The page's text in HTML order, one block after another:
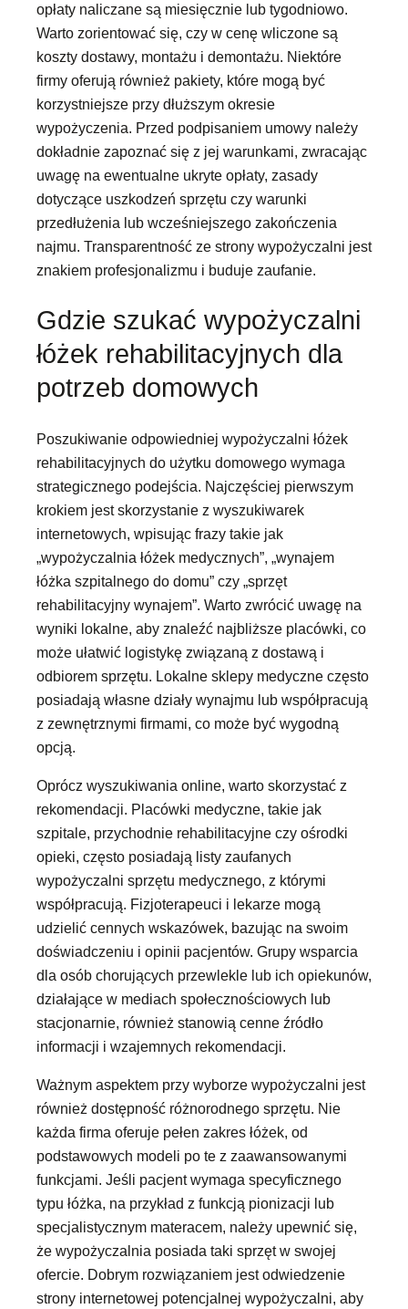
opłaty naliczane są miesięcznie lub tygodniowo.
Warto zorientować się, czy w cenę wliczone są
koszty dostawy, montażu i demontażu. Niektóre
firmy oferują również pakiety, które mogą być
korzystniejsze przy dłuższym okresie
wypożyczenia. Przed podpisaniem umowy należy
dokładnie zapoznać się z jej warunkami, zwracając
uwagę na ewentualne ukryte opłaty, zasady
dotyczące uszkodzeń sprzętu czy warunki
przedłużenia lub wcześniejszego zakończenia
najmu. Transparentność ze strony wypożyczalni jest
znakiem profesjonalizmu i buduje zaufanie.
Gdzie szukać wypożyczalni
łóżek rehabilitacyjnych dla
potrzeb domowych
Poszukiwanie odpowiedniej wypożyczalni łóżek
rehabilitacyjnych do użytku domowego wymaga
strategicznego podejścia. Najczęściej pierwszym
krokiem jest skorzystanie z wyszukiwarek
internetowych, wpisując frazy takie jak
„wypożyczalnia łóżek medycznych”, „wynajem
łóżka szpitalnego do domu” czy „sprzęt
rehabilitacyjny wynajem”. Warto zwrócić uwagę na
wyniki lokalne, aby znaleźć najbliższe placówki, co
może ułatwić logistykę związaną z dostawą i
odbiorem sprzętu. Lokalne sklepy medyczne często
posiadają własne działy wynajmu lub współpracują
z zewnętrznymi firmami, co może być wygodną
opcją.
Oprócz wyszukiwania online, warto skorzystać z
rekomendacji. Placówki medyczne, takie jak
szpitale, przychodnie rehabilitacyjne czy ośrodki
opieki, często posiadają listy zaufanych
wypożyczalni sprzętu medycznego, z którymi
współpracują. Fizjoterapeuci i lekarze mogą
udzielić cennych wskazówek, bazując na swoim
doświadczeniu i opinii pacjentów. Grupy wsparcia
dla osób chorujących przewlekle lub ich opiekunów,
działające w mediach społecznościowych lub
stacjonarnie, również stanowią cenne źródło
informacji i wzajemnych rekomendacji.
Ważnym aspektem przy wyborze wypożyczalni jest
również dostępność różnorodnego sprzętu. Nie
każda firma oferuje pełen zakres łóżek, od
podstawowych modeli po te z zaawansowanymi
funkcjami. Jeśli pacjent wymaga specyficznego
typu łóżka, na przykład z funkcją pionizacji lub
specjalistycznym materacem, należy upewnić się,
że wypożyczalnia posiada taki sprzęt w swojej
ofercie. Dobrym rozwiązaniem jest odwiedzenie
strony internetowej potencjalnej wypożyczalni, aby